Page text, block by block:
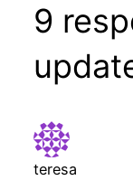
9
teresa